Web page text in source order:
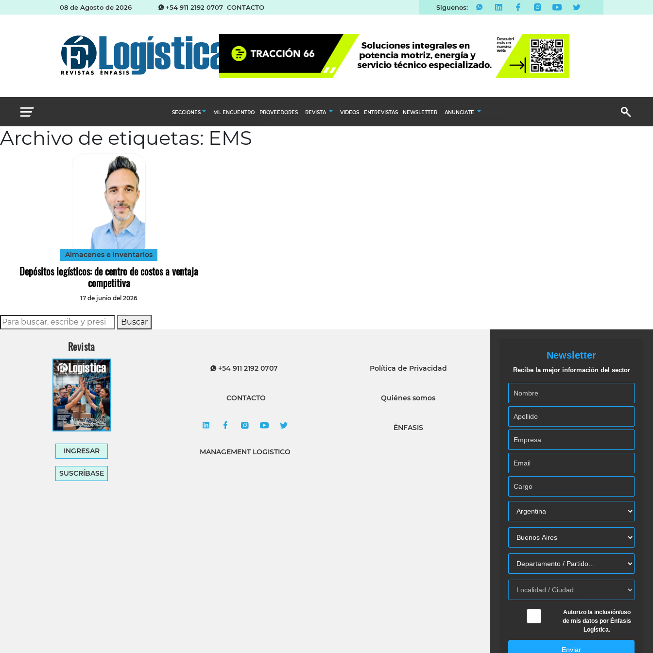
08 de Agosto de 2026 +54 911 2192 0707 CONTACTO Síguenos:
SECCIONES
Abastecimiento y compras
ML ENCUENTRO PROVEEDORES REVISTA VIDEOS ENTREVISTAS NEWSLETTER ANUNCIATE
Archivo de etiquetas: EMS
Almacenes e inventarios
Depósitos logísticos: de centro de costos a ventaja
competitiva
17 de junio del 2026
Buscar
Revista
INGRESAR
SUSCRÍBASE
+54 911 2192 0707
CONTACTO
MANAGEMENT LOGISTICO
Política de Privacidad
Quiénes somos
ÉNFASIS
Newsletter
Recibe la mejor información del sector
Autorizo la inclusión/uso
de mis datos por Énfasis
Logística.
Enviar